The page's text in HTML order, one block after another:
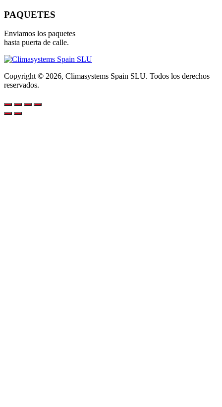
PAQUETES
Enviamos los paquetes
hasta puerta de calle.
Copyright © 2026, Climasystems Spain SLU. Todos los derechos
reservados.